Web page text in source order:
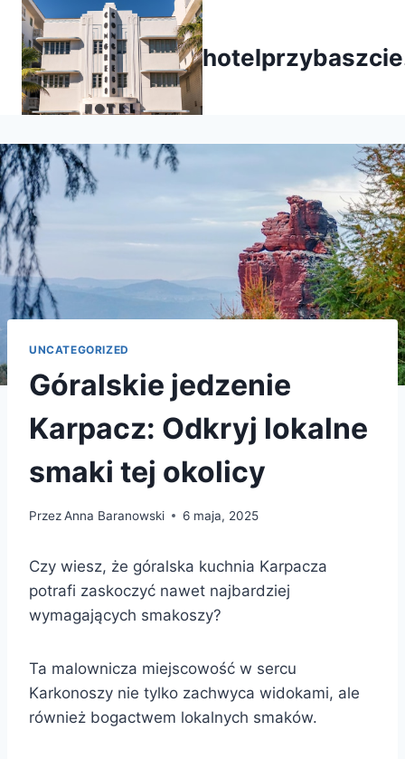
Przejdź
treści
UNCATEGORIZED
Góralskie jedzenie
Karpacz: Odkryj lokalne
smaki tej okolicy
PrzezAnna Baranowski 6 maja, 2025
Czy wiesz, że góralska kuchnia Karpacza
potrafi zaskoczyć nawet najbardziej
wymagających smakoszy?
Ta malownicza miejscowość w sercu
Karkonoszy nie tylko zachwyca widokami, ale
również bogactwem lokalnych smaków.